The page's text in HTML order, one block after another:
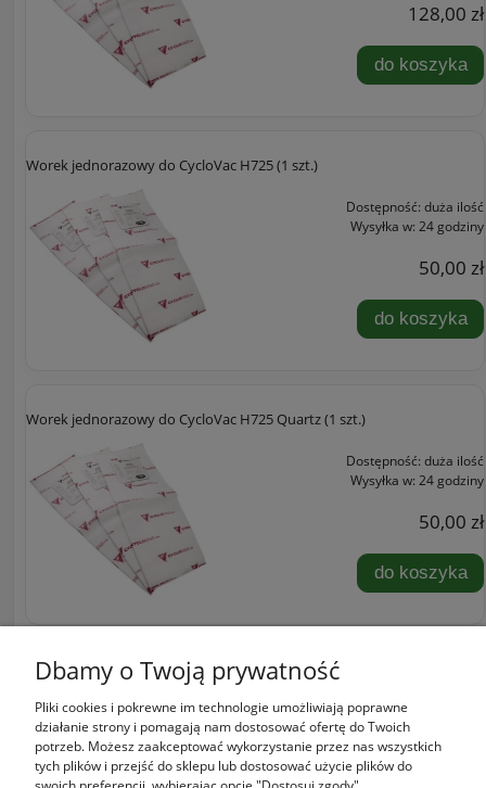
128,00 zł
do koszyka
Worek jednorazowy do CycloVac H725 (1 szt.)
Dostępność: duża ilość
Wysyłka w: 24 godziny
50,00 zł
do koszyka
Worek jednorazowy do CycloVac H725 Quartz (1 szt.)
Dostępność: duża ilość
Wysyłka w: 24 godziny
50,00 zł
do koszyka
Zakupy
Pomoc
Dbamy o Twoją prywatność
Pliki cookies i pokrewne im technologie umożliwiają poprawne
działanie strony i pomagają nam dostosować ofertę do Twoich
potrzeb. Możesz zaakceptować wykorzystanie przez nas wszystkich
tych plików i przejść do sklepu lub dostosować użycie plików do